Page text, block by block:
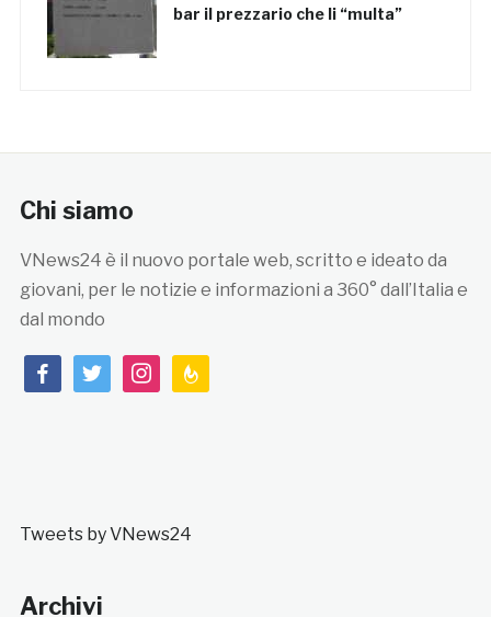
bar il prezzario che li “multa”
Chi siamo
VNews24 è il nuovo portale web, scritto e ideato da
giovani, per le notizie e informazioni a 360° dall’Italia e
dal mondo
facebooktwitterinstagramfeedburner
Tweets by VNews24
Archivi